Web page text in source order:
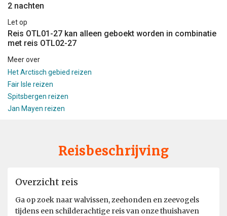
2 nachten
Let op
Reis OTL01-27 kan alleen geboekt worden in combinatie
met reis OTL02-27
Meer over
Het Arctisch gebied reizen
Fair Isle reizen
Spitsbergen reizen
Jan Mayen reizen
Reisbeschrijving
Overzicht reis
Ga op zoek naar walvissen, zeehonden en zeevogels
tijdens een schilderachtige reis van onze thuishaven